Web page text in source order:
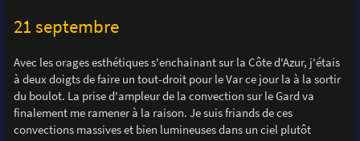
21 septembre
Avec les orages esthétiques s'enchainant sur la Côte d'Azur, j'étais
à deux doigts de faire un tout-droit pour le Var ce jour la à la sortir
du boulot. La prise d'ampleur de la convection sur le Gard va
finalement me ramener à la raison. Je suis friands de ces
convections massives et bien lumineuses dans un ciel plutôt